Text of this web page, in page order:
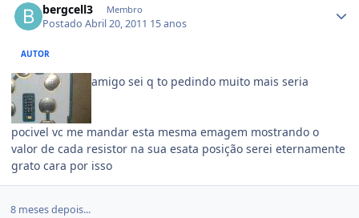
bergcell3 Membro
PostadoAbril 20, 2011 15 anos
AUTOR
amigo sei q to pedindo muito mais seria
pocivel vc me mandar esta mesma emagem mostrando o
valor de cada resistor na sua esata posição serei eternamente
grato cara por isso
8 meses depois...